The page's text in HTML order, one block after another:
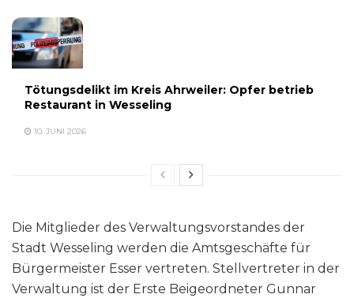
Tötungsdelikt im Kreis Ahrweiler: Opfer betrieb
Restaurant in Wesseling
10. JUNI 2026
Die Mitglieder des Verwaltungsvorstandes der
Stadt Wesseling werden die Amtsgeschäfte für
Bürgermeister Esser vertreten. Stellvertreter in der
Verwaltung ist der Erste Beigeordneter Gunnar